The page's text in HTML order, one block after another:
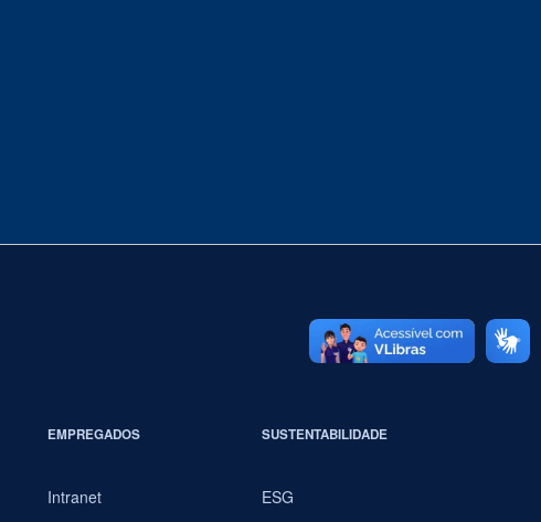
EMPREGADOS
Intranet
SUSTENTABILIDADE
ESG